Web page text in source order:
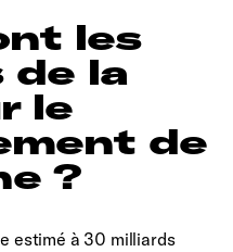
les
de la
le
de
?
estimé à 30 milliards